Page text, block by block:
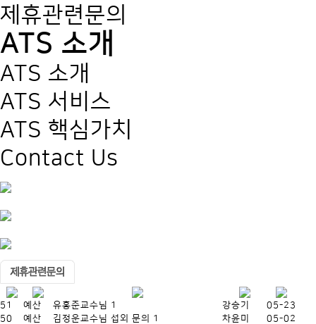
제휴관련문의
ATS 소개
ATS 소개
ATS 서비스
ATS 핵심가치
Contact Us
51 예산 유홍준교수님 1 강승기
05-23
50
예산 김정운교수님 섭외 문의 1 차윤미
05-02